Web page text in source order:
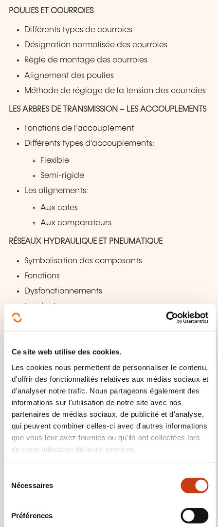
Ce site web utilise des cookies.
Les cookies nous permettent de personnaliser le contenu,
d'offrir des fonctionnalités relatives aux médias sociaux et
d'analyser notre trafic. Nous partageons également des
informations sur l'utilisation de notre site avec nos
partenaires de médias sociaux, de publicité et d'analyse,
qui peuvent combiner celles-ci avec d'autres informations
que vous leur avez fournies ou qu'ils ont collectées lors
de votre utilisation de leurs services.
Nécessaires
Préférences
POULIES ET COURROIES
Différents types de courroies
Désignation normalisée des courroies
Règle de montage des courroies
Alignement des poulies
Méthode de réglage de la tension des courroies
LES ARBRES DE TRANSMISSION – LES ACCOUPLEMENTS
Fonctions de l’accouplement
Différents types d’accouplements:
Flexible
Semi-rigide
Les alignements:
Aux cales
Aux comparateurs
RÉSEAUX HYDRAULIQUE ET PNEUMATIQUE
Symbolisation des composants
Fonctions
Dysfonctionnements
Incidents
Exercices de lecture de schémas hydrauliques et
pneumatiques
Analyse du fonctionnement
SÉCURITÉ
Les capacités pneumatiques
Les accumulateurs hydrauliques
Les soupapes de sûreté
Les diaphragmes d’explosion